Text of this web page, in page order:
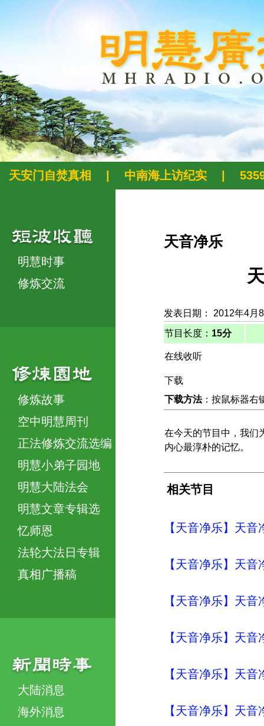
天安门自焚真相 中南海上访纪实
明慧时事
修炼交流
修炼故事
空中明慧周刊
正法修炼交流选编
明慧小弟子园地
明慧大陆法会
明慧文章专辑选
忆师恩
法轮大法日专辑
真相广播稿
大陆消息
海外消息
天音净乐
发表日期： 2012年4月
节目长度： 15分
在线收听
下载
下载方法：按鼠标器右
在今天的节目中，我们
内心最淳朴的记忆。
相关节目
【天音净乐】天
【天音净乐】天
【天音净乐】天
【天音净乐】天
【天音净乐】天
【天音净乐】天